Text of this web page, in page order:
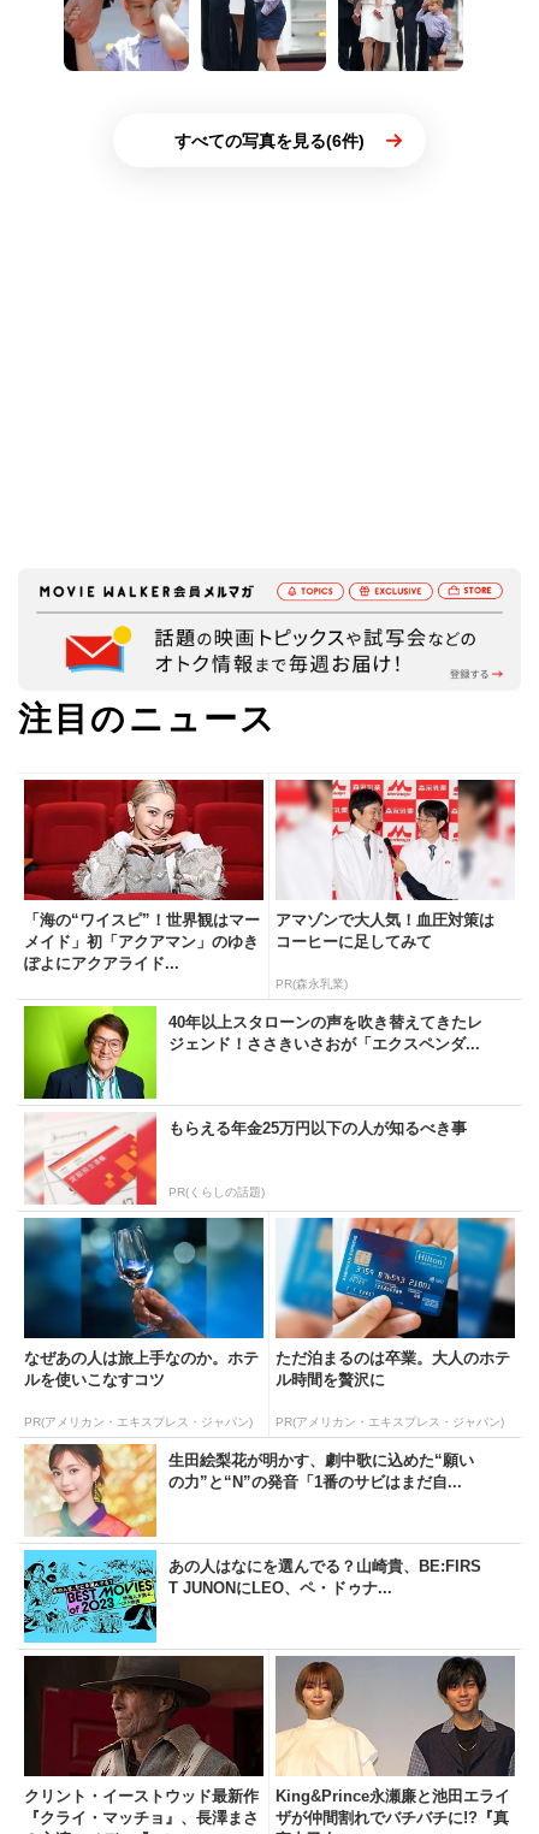
すべての写真を見る(6件)
注目のニュース
「海の“ワイスピ”！世界観はマー
メイド」初「アクアマン」のゆき
ぽよにアクアライド...
アマゾンで大人気！血圧対策は
コーヒーに足してみて
PR(森永乳業)
40年以上スタローンの声を吹き替えてきたレ
ジェンド！ささきいさおが「エクスペンダ...
もらえる年金25万円以下の人が知るべき事
PR(くらしの話題)
なぜあの人は旅上手なのか。ホテ
ルを使いこなすコツ
PR(アメリカン・エキスプレス・ジャパン)
ただ泊まるのは卒業。大人のホテ
ル時間を贅沢に
PR(アメリカン・エキスプレス・ジャパン)
生田絵梨花が明かす、劇中歌に込めた“願い
の力”と“N”の発音「1番のサビはまだ自...
あの人はなにを選んでる？山崎貴、BE:FIRS
T JUNONにLEO、ペ・ドゥナ...
クリント・イーストウッド最新作
『クライ・マッチョ』、長澤まさ
King&Prince永瀬廉と池田エライ
ザが仲間割れでバチバチに!?『真